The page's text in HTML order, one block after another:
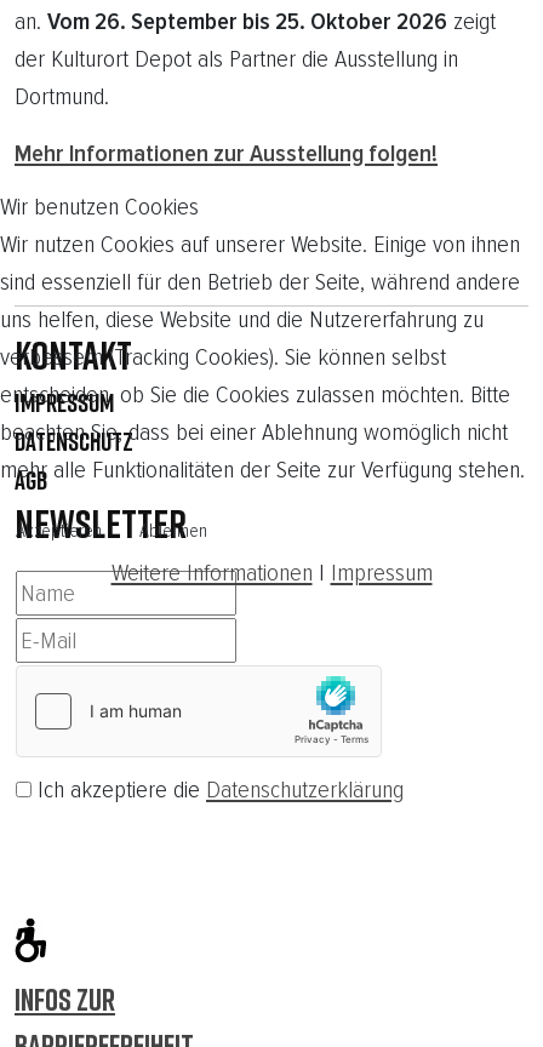
an. Vom 26. September bis 25. Oktober 2026 zeigt
der Kulturort Depot als Partner die Ausstellung in
Dortmund.
Mehr Informationen zur Ausstellung folgen!
Kontakt
IMPRESSUM
DATENSCHUTZ
AGB
NEWSLETTER
Ich akzeptiere die Datenschutzerklärung
INFOS ZUR
Wir benutzen Cookies
Wir nutzen Cookies auf unserer Website. Einige von ihnen
sind essenziell für den Betrieb der Seite, während andere
uns helfen, diese Website und die Nutzererfahrung zu
verbessern (Tracking Cookies). Sie können selbst
entscheiden, ob Sie die Cookies zulassen möchten. Bitte
beachten Sie, dass bei einer Ablehnung womöglich nicht
mehr alle Funktionalitäten der Seite zur Verfügung stehen.
Akzeptieren Ablehnen
Weitere Informationen | Impressum